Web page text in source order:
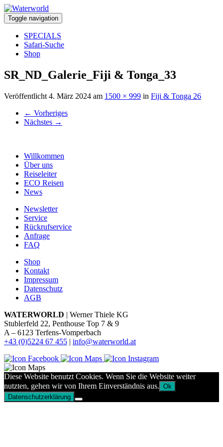
Toggle navigation
SPECIALS
Safari-Suche
Shop
SR_ND_Galerie_Fiji & Tonga_33
Veröffentlicht 4. März 2024 am 1500 × 999 in Fiji & Tonga 26
← Vorheriges
Nächstes →
Willkommen
Über uns
Reiseleiter
ECO Reisen
News
Newsletter
Service
Rückrufservice
Anfrage
FAQ
Shop
Kontakt
Impressum
Datenschutz
AGB
WATERWORLD | Werner Thiele KG
Stublerfeld 22, Penthouse Top 7 & 9
A – 6123 Terfens-Vomperbach
+43 (0)5224 67 455 | info@waterworld.at
Diese Website benutzt Cookies. Wenn Sie die Website weiter
nutzten, gehen wir von Ihrem Einverständnis aus. Ok
Datenschutzerklärung